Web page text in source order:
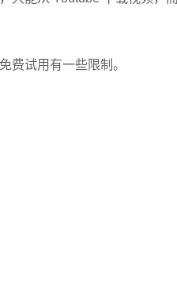
费试用有一些限制。